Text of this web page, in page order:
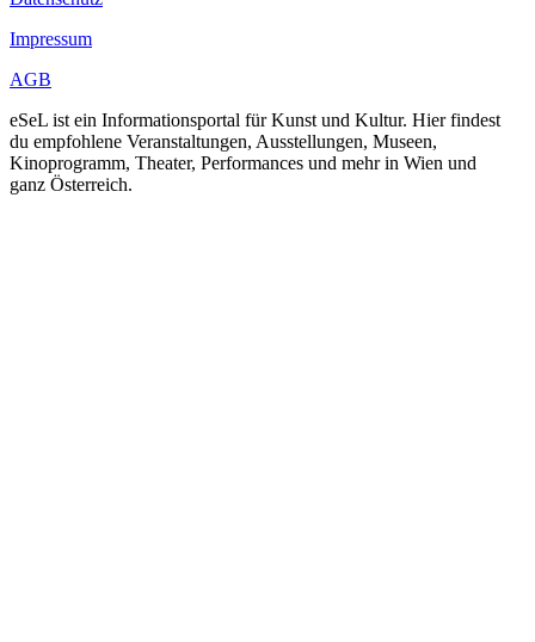
Impressum
AGB
eSeL ist ein Informationsportal für Kunst und Kultur. Hier findest
du empfohlene Veranstaltungen, Ausstellungen, Museen,
Kinoprogramm, Theater, Performances und mehr in Wien und
ganz Österreich.